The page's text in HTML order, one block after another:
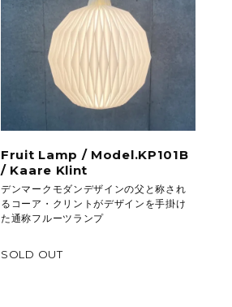
Fruit Lamp / Model.KP101B
/ Kaare Klint
デンマークモダンデザインの父と称され
るコーア・クリントがデザインを手掛け
た通称フルーツランプ
SOLD OUT